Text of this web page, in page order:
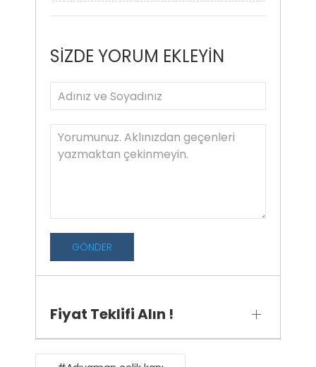
SİZDE YORUM EKLEYİN
GÖNDER
Fiyat Teklifi Alın !